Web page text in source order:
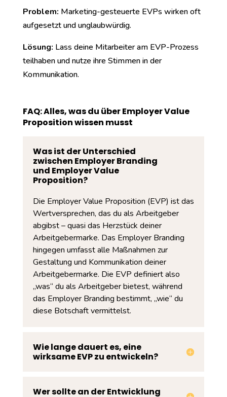
Problem: Marketing-gesteuerte EVPs wirken oft
aufgesetzt und unglaubwürdig.
Lösung: Lass deine Mitarbeiter am EVP-Prozess
teilhaben und nutze ihre Stimmen in der
Kommunikation.
FAQ: Alles, was du über Employer Value
Proposition wissen musst
Was ist der Unterschied
zwischen Employer Branding
und Employer Value
Proposition?
Die Employer Value Proposition (EVP) ist das
Wertversprechen, das du als Arbeitgeber
abgibst – quasi das Herzstück deiner
Arbeitgebermarke. Das Employer Branding
hingegen umfasst alle Maßnahmen zur
Gestaltung und Kommunikation deiner
Arbeitgebermarke. Die EVP definiert also
„was“ du als Arbeitgeber bietest, während
das Employer Branding bestimmt, „wie“ du
diese Botschaft vermittelst.
Wie lange dauert es, eine
wirksame EVP zu entwickeln?
Wer sollte an der Entwicklung